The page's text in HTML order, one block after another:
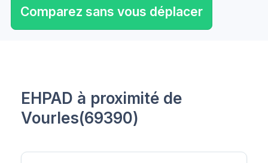
Comparez sans vous déplacer
EHPAD à proximité de
Vourles(69390)